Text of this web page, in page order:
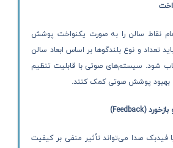
نقاط سالن را به صورت یکنواخت پوشش
تعداد و نوع بلندگوها بر اساس ابعاد سالن
شود. سیستم‌های صوتی با قابلیت تنظیم
بهبود پوشش صوتی کمک کنند.
(Feedback)
فیدبک صدا می‌تواند تأثیر منفی بر کیفیت